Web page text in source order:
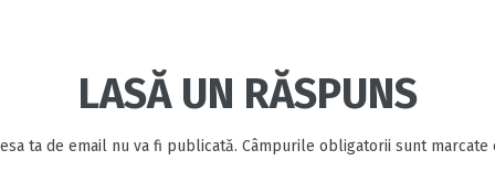
LASĂ UN RĂSPUNS
ta de email nu va fi publicată. Câmpurile obligatorii sunt marcate